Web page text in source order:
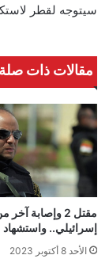
سيتوجه لقطر
مقالات ذات صلة
مقتل 2 وإصابة
إسرائيلي..
الأحد 8 أكتوبر 2023